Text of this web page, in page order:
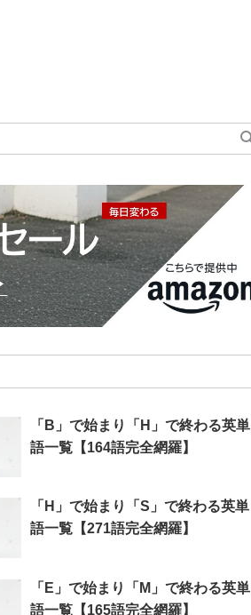
「B」で始まり「H」で終わる英単
語一覧【164語完全網羅】
「H」で始まり「S」で終わる英単
語一覧【271語完全網羅】
「E」で始まり「M」で終わる英単
語一覧【165語完全網羅】